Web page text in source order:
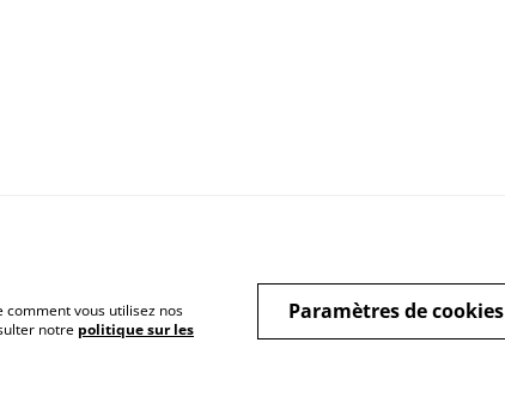
comment vous utilisez nos
notre politique sur les
Paramètres de cookies